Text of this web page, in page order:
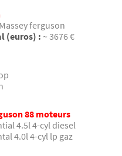
Massey ferguson
(euros) : ~ 3676 €
88 moteurs
4.5l 4-cyl diesel
4.0l 4-cyl lp gaz